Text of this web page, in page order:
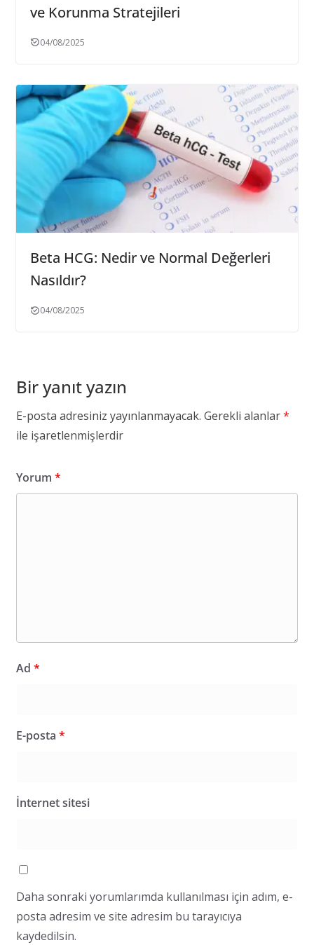
ve Korunma Stratejileri
04/08/2025
Beta HCG: Nedir ve Normal Değerleri
Nasıldır?
04/08/2025
Bir yanıt yazın
E-posta adresiniz yayınlanmayacak. Gerekli alanlar*
ile işaretlenmişlerdir
Yorum *
Ad *
E-posta *
İnternet sitesi
Daha sonraki yorumlarımda kullanılması için adım, e-
posta adresim ve site adresim bu tarayıcıya
kaydedilsin.